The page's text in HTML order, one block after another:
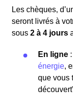
Les chèques,
seront livrés à
sous 2 à 4 jours
En ligne
énergie,
que vous